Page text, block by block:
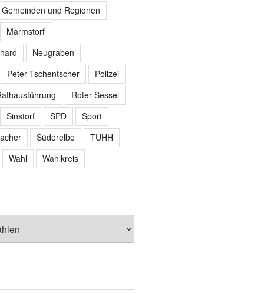
und Regionen
Marmstorf
Neugraben
Peter Tschentscher
Polizei
Roter Sessel
Sinstorf
SPD
Sport
Süderelbe
TUHH
Wahl
Wahlkreis